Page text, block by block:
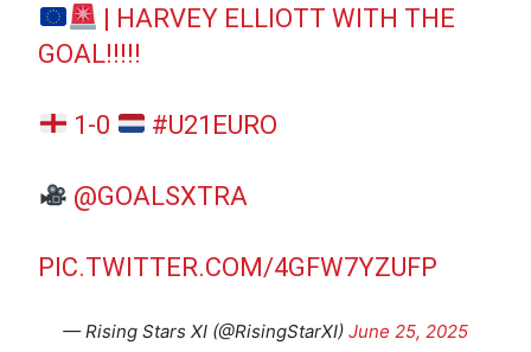
| HARVEY ELLIOTT WITH THE
GOAL!!!!!
1-0 #U21EURO
@GOALSXTRA
PIC.TWITTER.COM/4GFW7YZUFP
— Rising Stars XI (@RisingStarXI) June 25, 2025